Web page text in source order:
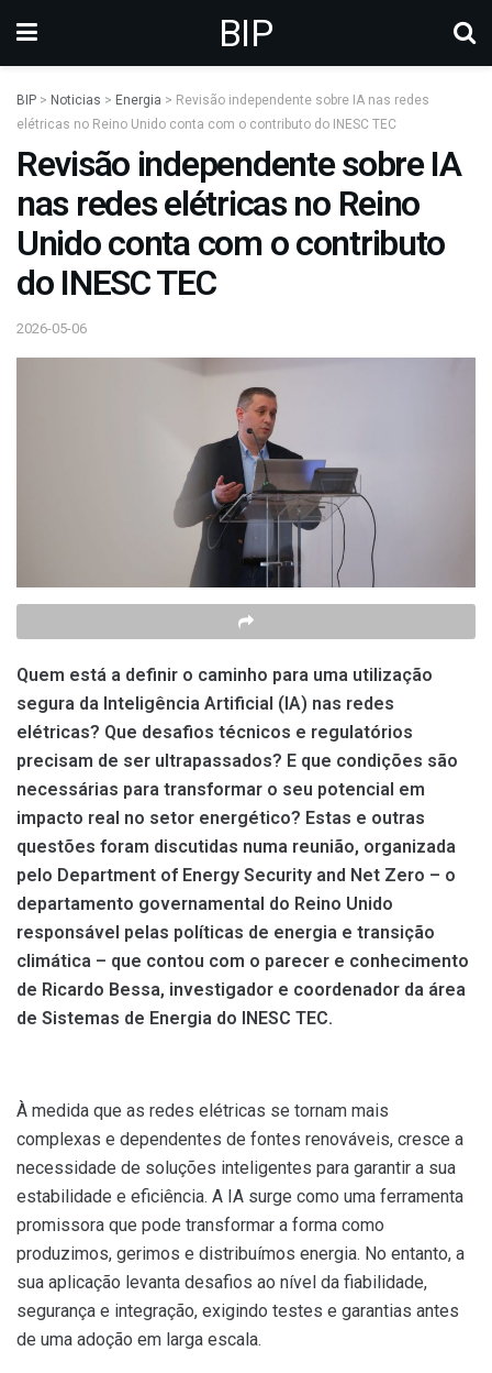
BIP
BIP > Noticias > Energia > Revisão independente sobre IA nas redes
elétricas no Reino Unido conta com o contributo do INESC TEC
Revisão independente sobre IA
nas redes elétricas no Reino
Unido conta com o contributo
do INESC TEC
2026-05-06
Quem está a definir o caminho para uma utilização
segura da Inteligência Artificial (IA) nas redes
elétricas? Que desafios técnicos e regulatórios
precisam de ser ultrapassados? E que condições são
necessárias para transformar o seu potencial em
impacto real no setor energético? Estas e outras
questões foram discutidas numa reunião, organizada
pelo Department of Energy Security and Net Zero – o
departamento governamental do Reino Unido
responsável pelas políticas de energia e transição
climática – que contou com o parecer e conhecimento
de Ricardo Bessa, investigador e coordenador da área
de Sistemas de Energia do INESC TEC.
À medida que as redes elétricas se tornam mais
complexas e dependentes de fontes renováveis, cresce a
necessidade de soluções inteligentes para garantir a sua
estabilidade e eficiência. A IA surge como uma ferramenta
promissora que pode transformar a forma como
produzimos, gerimos e distribuímos energia. No entanto, a
sua aplicação levanta desafios ao nível da fiabilidade,
segurança e integração, exigindo testes e garantias antes
de uma adoção em larga escala.